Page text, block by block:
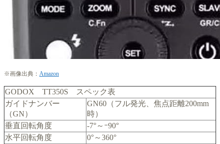
※画像出典： Amazon
GODOX TT350S スペック表
ガイドナンバー
（GN）
GN60（フル発光、焦点距離200mm
時）
垂直回転角度
-7°～ｰ90°
水平回転角度
0°～360°